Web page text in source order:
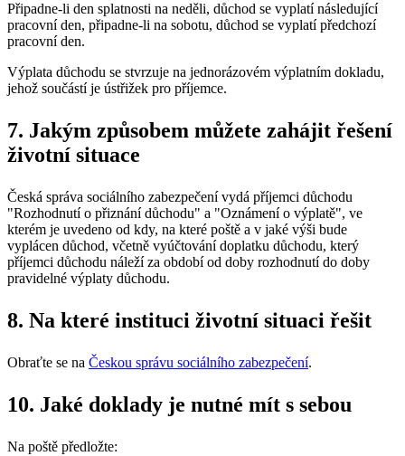
Připadne-li den splatnosti na neděli, důchod se vyplatí následující
pracovní den, připadne-li na sobotu, důchod se vyplatí předchozí
pracovní den.
Výplata důchodu se stvrzuje na jednorázovém výplatním dokladu,
jehož součástí je ústřižek pro příjemce.
7. Jakým způsobem můžete zahájit řešení
životní situace
Česká správa sociálního zabezpečení vydá příjemci důchodu
"Rozhodnutí o přiznání důchodu" a "Oznámení o výplatě", ve
kterém je uvedeno od kdy, na které poště a v jaké výši bude
vyplácen důchod, včetně vyúčtování doplatku důchodu, který
příjemci důchodu náleží za období od doby rozhodnutí do doby
pravidelné výplaty důchodu.
8. Na které instituci životní situaci řešit
Obraťte se na Českou správu sociálního zabezpečení.
10. Jaké doklady je nutné mít s sebou
Na poště předložte: